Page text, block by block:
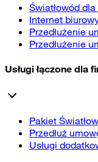
Światłowód dla
Internet
Przedłużenie
Przedłużenie
Usługi łączone dla
Pakiet
Przedłuż
Usługi